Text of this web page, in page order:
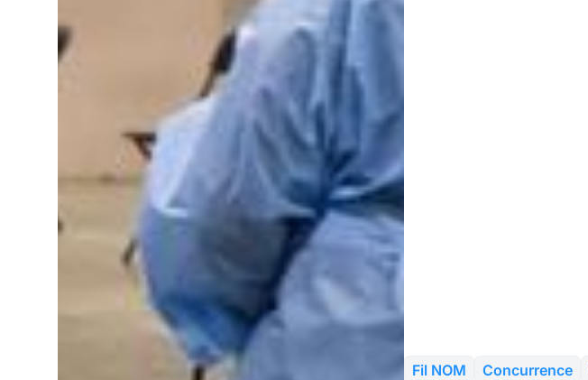
Fil NOM Concurrence